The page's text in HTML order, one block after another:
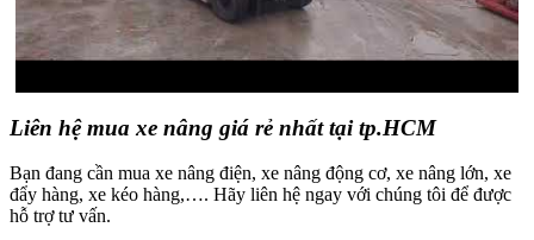
Liên hệ mua xe nâng giá rẻ nhất tại tp.HCM
Bạn đang cần mua xe nâng điện, xe nâng động cơ, xe nâng lớn, xe
đẩy hàng, xe kéo hàng,…. Hãy liên hệ ngay với chúng tôi để được
hỗ trợ tư vấn.